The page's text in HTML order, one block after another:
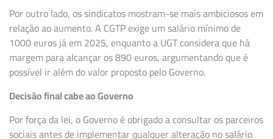
Por outro lado, os sindicatos mostram-se mais ambiciosos em
relação ao aumento. A CGTP exige um salário mínimo de
1000 euros já em 2025, enquanto a UGT considera que há
margem para alcançar os 890 euros, argumentando que é
possível ir além do valor proposto pelo Governo.
Decisão final cabe ao Governo
Por força da lei, o Governo é obrigado a consultar os parceiros
sociais antes de implementar qualquer alteração no salário